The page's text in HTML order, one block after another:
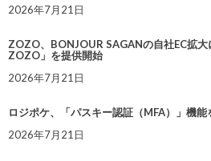
2026年7月21日
ZOZO、BONJOUR SAGANの自社EC拡
ZOZO」を提供開始
2026年7月21日
ロジポケ、「パスキー認証（MFA）」機能
2026年7月21日